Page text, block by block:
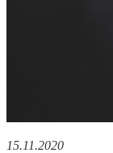
15.11.2020